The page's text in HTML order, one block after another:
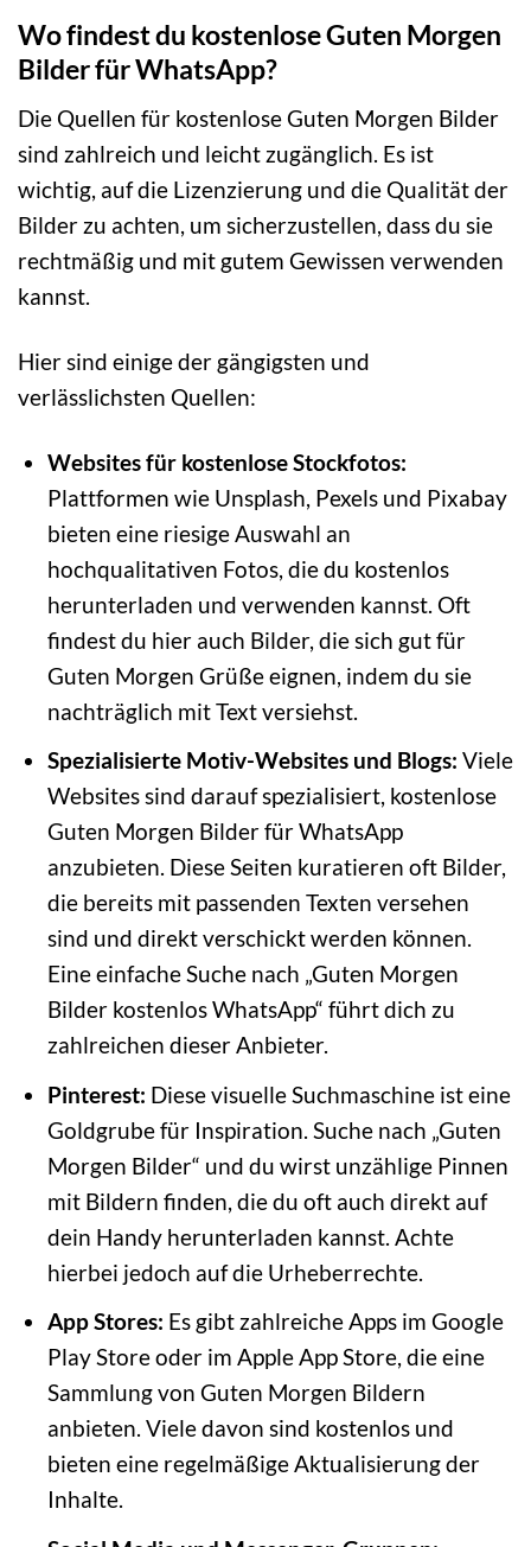
Wo findest du kostenlose Guten Morgen
Bilder für WhatsApp?
Die Quellen für kostenlose Guten Morgen Bilder
sind zahlreich und leicht zugänglich. Es ist
wichtig, auf die Lizenzierung und die Qualität der
Bilder zu achten, um sicherzustellen, dass du sie
rechtmäßig und mit gutem Gewissen verwenden
kannst.
Hier sind einige der gängigsten und
verlässlichsten Quellen:
Websites für kostenlose Stockfotos:
Plattformen wie Unsplash, Pexels und Pixabay
bieten eine riesige Auswahl an
hochqualitativen Fotos, die du kostenlos
herunterladen und verwenden kannst. Oft
findest du hier auch Bilder, die sich gut für
Guten Morgen Grüße eignen, indem du sie
nachträglich mit Text versiehst.
Spezialisierte Motiv-Websites und Blogs: Viele
Websites sind darauf spezialisiert, kostenlose
Guten Morgen Bilder für WhatsApp
anzubieten. Diese Seiten kuratieren oft Bilder,
die bereits mit passenden Texten versehen
sind und direkt verschickt werden können.
Eine einfache Suche nach „Guten Morgen
Bilder kostenlos WhatsApp“ führt dich zu
zahlreichen dieser Anbieter.
Pinterest: Diese visuelle Suchmaschine ist eine
Goldgrube für Inspiration. Suche nach „Guten
Morgen Bilder“ und du wirst unzählige Pinnen
mit Bildern finden, die du oft auch direkt auf
dein Handy herunterladen kannst. Achte
hierbei jedoch auf die Urheberrechte.
App Stores: Es gibt zahlreiche Apps im Google
Play Store oder im Apple App Store, die eine
Sammlung von Guten Morgen Bildern
anbieten. Viele davon sind kostenlos und
bieten eine regelmäßige Aktualisierung der
Inhalte.